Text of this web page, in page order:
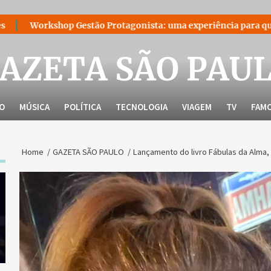
Gestão Protagonista: uma experiência para quem decidiu
SÃO
MÚSICA POLÍTICA TECNOLOGIA VIAGEM TV
Home GAZETA SÃO PAULO Lançamento do livro Fábulas da